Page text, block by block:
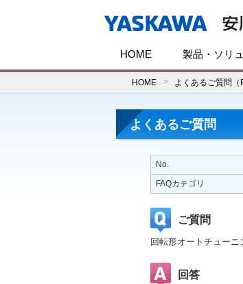
HOME 製品・ソリ
HOME よくあるご質問（
よくあるご質問
No.
FAQカテゴリ
ご質問
回転形オートチューニ
回答